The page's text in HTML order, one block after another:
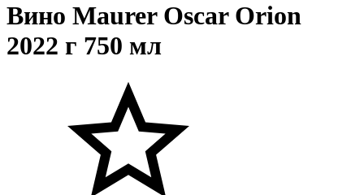
Вино Maurer Oscar Orion
2022 г 750 мл